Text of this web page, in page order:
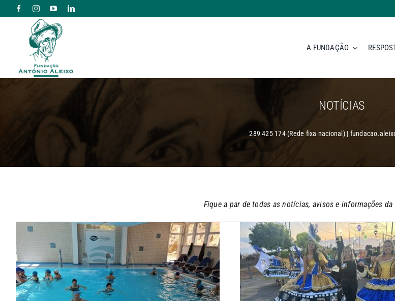
to
A FUNDAÇÃO
NOTÍCIAS
289 425 174 (Rede fixa nacional) |
Fique a par de todas as notícias, avisos e informações da